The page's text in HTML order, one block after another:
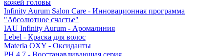
кожей головы
Infinity Aurum Salon Care - Инновационная программа
"Абсолютное счастье"
IAU Infinity Aurum - Аромалиния
Lebel - Краска для волос
Materia OXY - Оксиданты
PH 4.7 - Восстанавливающая серия